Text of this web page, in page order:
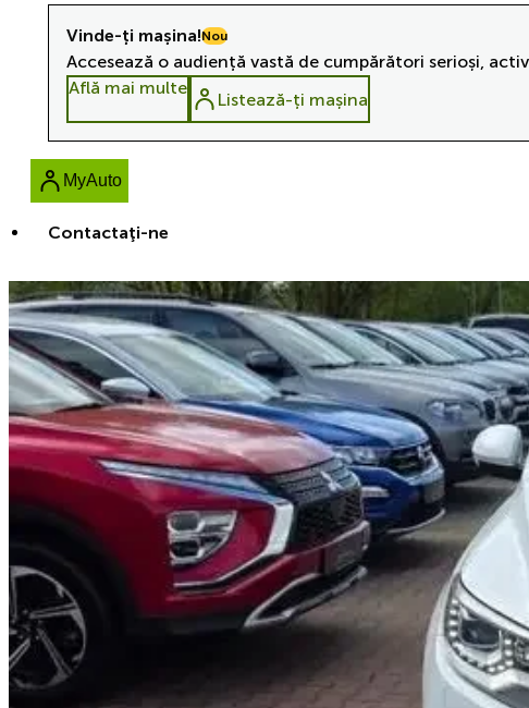
Contactaţi-ne
Vinde-ți mașina!Nou
Accesează o audiență vastă de cumpărători serioși,
Află mai multe
Listează-ți mașina
MyAuto